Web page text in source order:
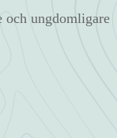
och ungdomligare